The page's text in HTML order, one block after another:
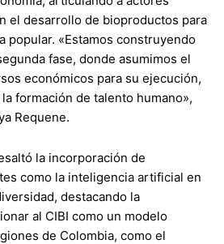
el desarrollo de bioproductos para
popular. «Estamos construyendo
fase, donde asumimos el
económicos para su ejecución,
formación de talento humano»,
Requene.
la incorporación de
como la inteligencia artificial en
destacando la
al CIBI como un modelo
de Colombia, como el